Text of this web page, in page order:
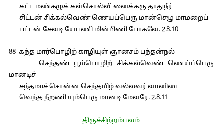
கட்ட மண்கழுக் கள்சொல்லி னைக்கரு தாதுநீர்
சிட்டன் சிக்கல்வெண் ணெய்ப்பெரு மான்செழு மாமறைப்
பட்டன் சேவடி யேபணி மின்பிணி போகவே. 2.8.10
88 கந்த மார்பொழிற் காழியுள் ஞானசம் பந்தன்நல்
செந்தண் பூம்பொழிற் சிக்கல்வெண் ணெய்ப்பெரு
மானடிச்
சந்தமாச் சொன்ன செந்தமிழ் வல்லவர் வானிடை
வெந்த நீறணி யும்பெரு மானடி மேவரே. 2.8.11
திருச்சிற்றம்பலம்